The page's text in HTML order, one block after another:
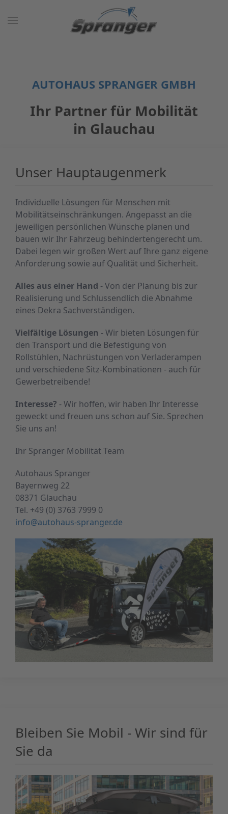
AUTOHAUS SPRANGER GMBH
Ihr Partner für Mobilität
in Glauchau
Unser Hauptaugenmerk
Individuelle Lösungen für Menschen mit
Mobilitätseinschränkungen. Angepasst an die
jeweiligen persönlichen Wünsche planen und
bauen wir Ihr Fahrzeug behindertengerecht um.
Dabei legen wir großen Wert auf Ihre ganz eigene
Anforderung sowie auf Qualität und Sicherheit.
Alles aus einer Hand - Von der Planung bis zur
Realisierung und Schlussendlich die Abnahme
eines Dekra Sachverständigen.
Vielfältige Lösungen - Wir bieten Lösungen für
den Transport und die Befestigung von
Rollstühlen, Nachrüstungen von Verladerampen
und verschiedene Sitz-Kombinationen - auch für
Gewerbetreibende!
Interesse? - Wir hoffen, wir haben Ihr Interesse
geweckt und freuen uns schon auf Sie. Sprechen
Sie uns an!
Ihr Spranger Mobilität Team
Autohaus Spranger
Bayernweg 22
08371 Glauchau
Tel. +49 (0) 3763 7999 0
info@autohaus-spranger.de
Bleiben Sie Mobil - Wir sind für
Sie da